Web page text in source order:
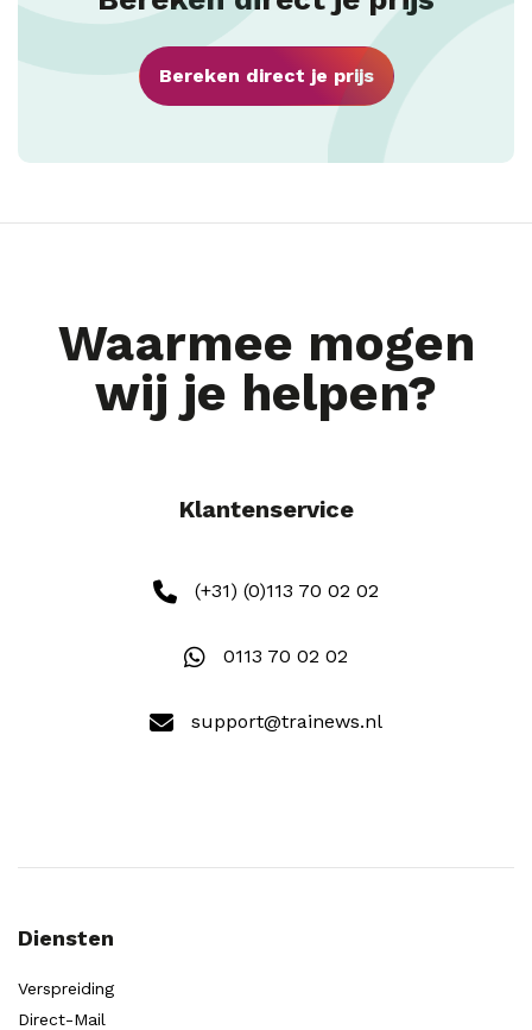
Bereken direct je prijs
Waarmee mogen
wij je helpen?
Klantenservice
(+31) (0)113 70 02 02
0113 70 02 02
support@trainews.nl
Diensten
Verspreiding
Direct-Mail